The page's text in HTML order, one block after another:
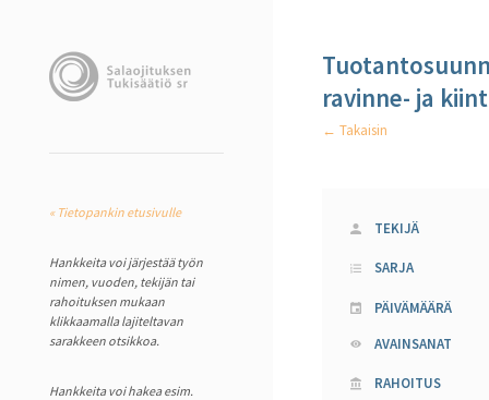
« Tietopankin etusivulle
Hankkeita voi järjestää työn
nimen, vuoden, tekijän tai
rahoituksen mukaan
klikkaamalla lajiteltavan
sarakkeen otsikkoa.
Hankkeita voi hakea esim.
ravinne- ja
← Takaisin
TEKIJÄ
SARJA
PÄIVÄMÄÄRÄ
AVAINSANAT
RAHOITUS